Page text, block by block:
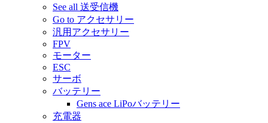
See all 送受信機
Go to アクセサリー
汎用アクセサリー
FPV
モーター
ESC
サーボ
バッテリー
Gens ace LiPoバッテリー
充電器